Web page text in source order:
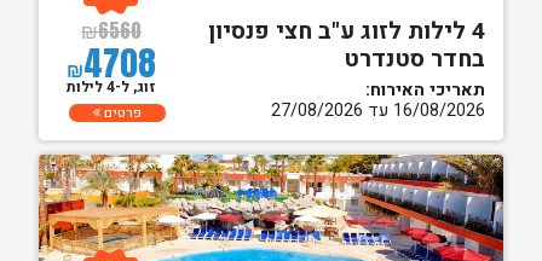
4 לילות לזוג ע"ב חצי פנסיון
בחדר סטנדרט
תאריכי האירוח:
16/08/2026 עד 27/08/2026
₪6560
₪4708
זוג, ל-4 לילות
פרטים